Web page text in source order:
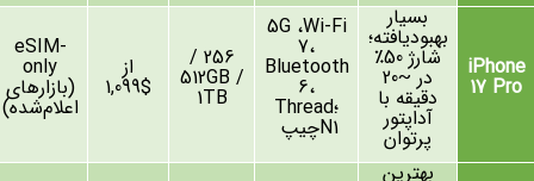
iPhone
17 Pro
بسیار
بهبود‌یافته؛
شارژ 50٪
در ~20
دقیقه با
آداپتور
پرتوان
5G،Wi-Fi
7،
Bluetooth
6،
Thread؛
چیپN1
256 /
512GB /
1TB
از
$1,099
eSIM-
only
(بازارهای
اعلام‌شده)
بهترین